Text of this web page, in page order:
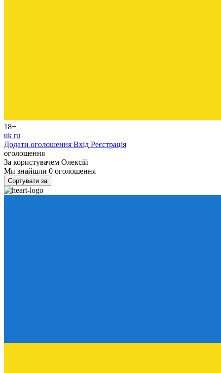
18+
uk ru
Додати оголошення Вхід Реєстрація
оголошення
За користувачем Олексій
Ми знайшли 0 оголошення
Сортувати за